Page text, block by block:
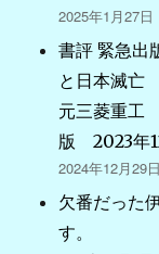
2025年1月27日
書評 緊急出
と日本滅亡
元三菱重
版 2023年
2024年12月29日
欠番だった
す。